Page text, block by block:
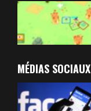
MÉDIAS SOCIAUX